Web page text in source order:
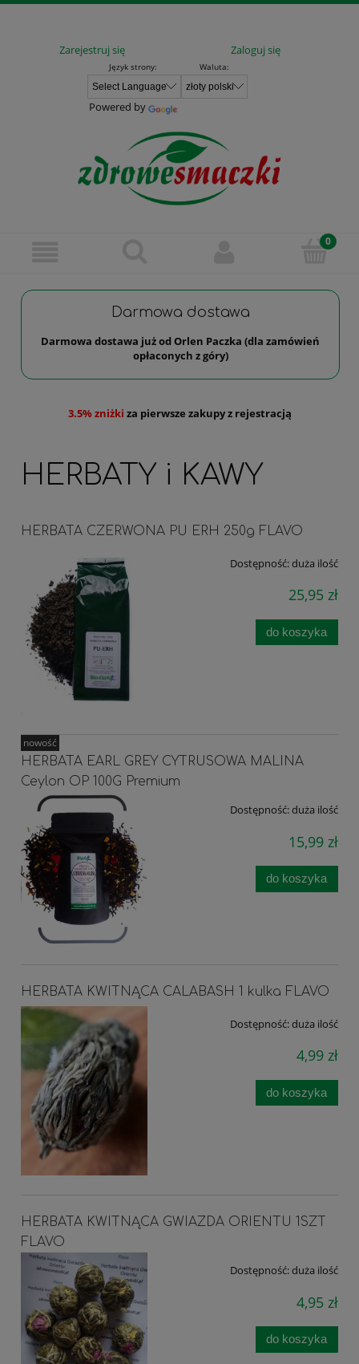
Zarejestruj się Zaloguj się
Język strony:
Powered by
Waluta:
Darmowa dostawa
Darmowa dostawa już od Orlen Paczka (dla zamówień
opłaconych z góry)
3.5% zniżki za pierwsze zakupy z rejestracją
HERBATY i KAWY
HERBATA CZERWONA PU ERH 250g FLAVO
Dostępność:duża ilość
25,95 zł
do koszyka
HERBATA EARL GREY CYTRUSOWA MALINA
Ceylon OP 100G Premium
Dostępność:duża ilość
15,99 zł
do koszyka
nowość
HERBATA KWITNĄCA CALABASH 1 kulka FLAVO
Dostępność:duża ilość
4,99 zł
do koszyka
HERBATA KWITNĄCA GWIAZDA ORIENTU 1SZT
FLAVO
Dostępność:duża ilość
4,95 zł
do koszyka